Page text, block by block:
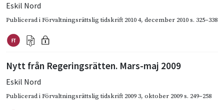
Eskil Nord
Publicerad iFörvaltningsrättslig tidskrift 2010 4, december 2010s. 325–338
Nytt från Regeringsrätten. Mars-maj 2009
Eskil Nord
Publicerad iFörvaltningsrättslig tidskrift 2009 3, oktober 2009s. 249–258